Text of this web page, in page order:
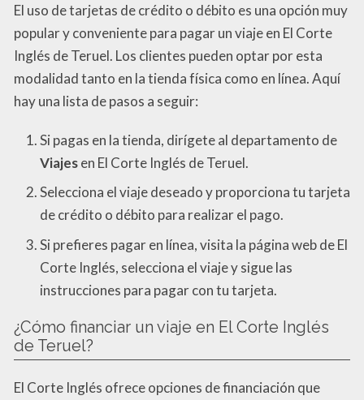
El uso de tarjetas de crédito o débito es una opción muy
popular y conveniente para pagar un viaje en El Corte
Inglés de Teruel. Los clientes pueden optar por esta
modalidad tanto en la tienda física como en línea. Aquí
hay una lista de pasos a seguir:
Si pagas en la tienda, dirígete al departamento de
Viajesen El Corte Inglés de Teruel.
Selecciona el viaje deseado y proporciona tu tarjeta
de crédito o débito para realizar el pago.
Si prefieres pagar en línea, visita la página web de El
Corte Inglés, selecciona el viaje y sigue las
instrucciones para pagar con tu tarjeta.
¿Cómo financiar un viaje en El Corte Inglés
de Teruel?
El Corte Inglés ofrece opciones de financiación que